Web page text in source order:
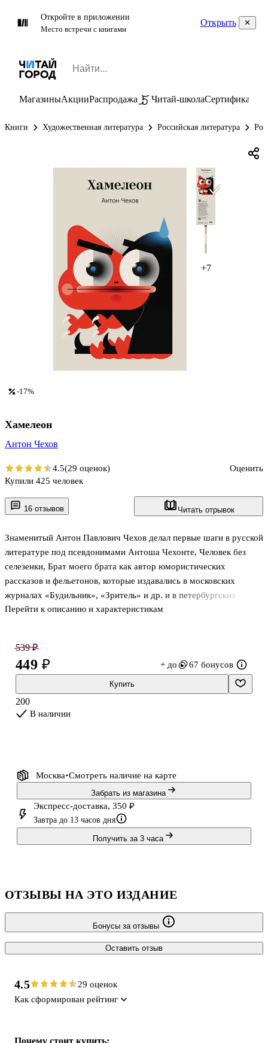
Откройте в приложении
Место встречи с книгами
Открыть
МагазиныАкцииРаспродажа Читай-школаСертификаты
Книги Художественная литература Российская литература
+7
16 отзывов Читать отрывок
Знаменитый Антон Павлович Чехов делал первые шаги в русской
литературе под псевдонимами Антоша Чехонте, Человек без
селезенки, Брат моего брата как автор юмористических
рассказов и фельетонов, которые издавались в московских
журналах «Будильник», «Зритель» и др. и в петербургских
еженедельниках «Осколки» и «Стрекоза», а впоследствии вошли
рассказы» — знаменуют начало становления писателя как
мастера сатиры и реализма, сочетающего юмор с глубокой
«100 из 100. Дизайнерская серия» — это коллаборация между
Перейти к описанию и характеристикам
-17%
Хамелеон
Антон Чехов
4.5(29 оценок)
Оценить
Купили 425 человек
539 ₽
449 ₽ + до 67 бонусов
Купить
200
В наличии
Москва Смотреть наличие на карте
Забрать из магазина
Экспресс-доставка, 350 ₽
Завтра до 13 часов дня
Получить за 3 часа
ОТЗЫВЫ НА ЭТО ИЗДАНИЕ
Бонусы за отзывы
Оставить отзыв
4.5
29 оценок
Как сформирован рейтинг
Почему стоит купить: